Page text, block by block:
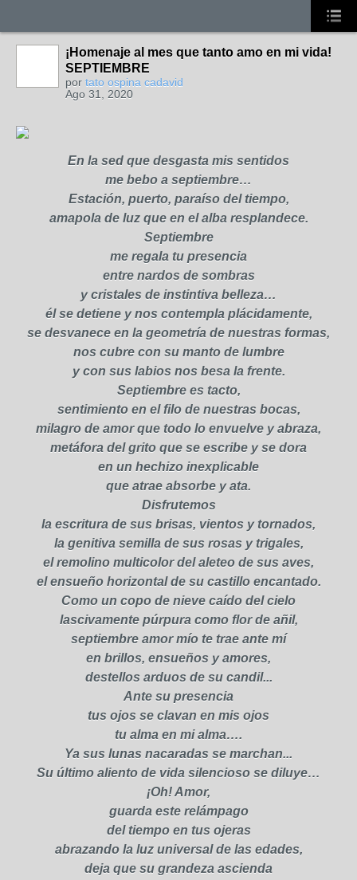
¡Homenaje al mes que tanto amo en mi vida!
SEPTIEMBRE
por tato ospina cadavid
Ago 31, 2020
En la sed que desgasta mis sentidos
me bebo a septiembre…
Estación, puerto, paraíso del tiempo,
amapola de luz que en el alba resplandece.
Septiembre
me regala tu presencia
entre nardos de sombras
y cristales de instintiva belleza…
él se detiene y nos contempla plácidamente,
se desvanece en la geometría de nuestras formas,
nos cubre con su manto de lumbre
y con sus labios nos besa la frente.
Septiembre es tacto,
sentimiento en el filo de nuestras bocas,
milagro de amor que todo lo envuelve y abraza,
metáfora del grito que se escribe y se dora
en un hechizo inexplicable
que atrae absorbe y ata.
Disfrutemos
la escritura de sus brisas, vientos y tornados,
la genitiva semilla de sus rosas y trigales,
el remolino multicolor del aleteo de sus aves,
el ensueño horizontal de su castillo encantado.
Como un copo de nieve caído del cielo
lascivamente púrpura como flor de añil,
septiembre amor mío te trae ante mí
en brillos, ensueños y amores,
destellos arduos de su candil...
Ante su presencia
tus ojos se clavan en mis ojos
tu alma en mi alma….
Ya sus lunas nacaradas se marchan...
Su último aliento de vida silencioso se diluye…
¡Oh! Amor,
guarda este relámpago
del tiempo en tus ojeras
abrazando la luz universal de las edades,
deja que su grandeza ascienda